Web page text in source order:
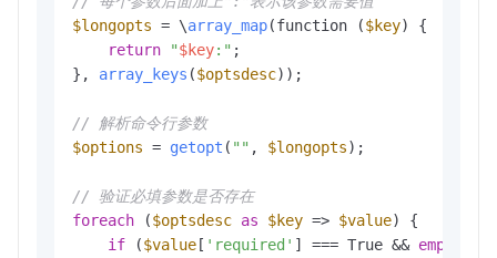
$longopts = \array_map(function ($key) {
return
"$key:" ;
}, array_keys ($optsdesc));
// 解析命令行参数
$options = getopt ( "" , $longopts);
// 验证必填参数是否存在
foreach ($optsdesc as $key => $value) {
if ($value [ 'required' ] === True && empty